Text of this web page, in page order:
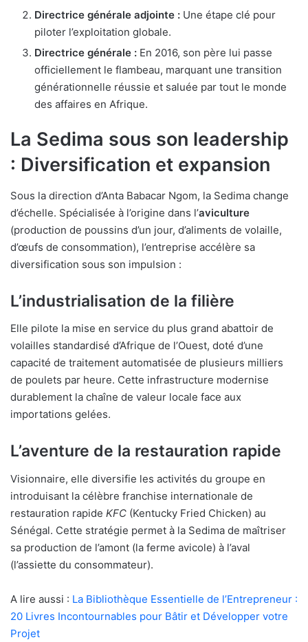
Directrice générale adjointe : Une étape clé pour
piloter l’exploitation globale.
Directrice générale : En 2016, son père lui passe
officiellement le flambeau, marquant une transition
générationnelle réussie et saluée par tout le monde
des affaires en Afrique.
La Sedima sous son leadership
: Diversification et expansion
Sous la direction d’Anta Babacar Ngom, la Sedima change
d’échelle. Spécialisée à l’origine dans l’aviculture
(production de poussins d’un jour, d’aliments de volaille,
d’œufs de consommation), l’entreprise accélère sa
diversification sous son impulsion :
L’industrialisation de la filière
Elle pilote la mise en service du plus grand abattoir de
volailles standardisé d’Afrique de l’Ouest, doté d’une
capacité de traitement automatisée de plusieurs milliers
de poulets par heure. Cette infrastructure modernise
durablement la chaîne de valeur locale face aux
importations gelées.
L’aventure de la restauration rapide
Visionnaire, elle diversifie les activités du groupe en
introduisant la célèbre franchise internationale de
restauration rapide KFC (Kentucky Fried Chicken) au
Sénégal. Cette stratégie permet à la Sedima de maîtriser
sa production de l’amont (la ferme avicole) à l’aval
(l’assiette du consommateur).
A lire aussi : La Bibliothèque Essentielle de l’Entrepreneur :
20 Livres Incontournables pour Bâtir et Développer votre
Projet